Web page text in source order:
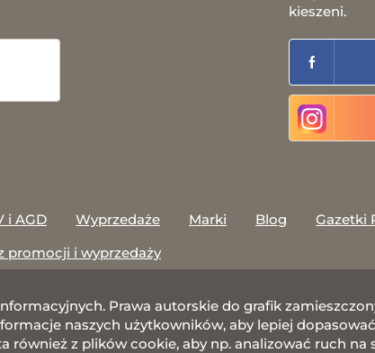
kieszeni.
i AGD Wyprzedaże Marki Blog Gazetki
promocji i wyprzedaży
Prawa autorskie do grafik
naszych użytkowników, aby lepiej
z plików cookie, aby np. analizować ruch na